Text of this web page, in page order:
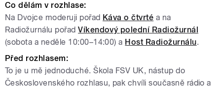
Co dělám v rozhlase:
Na Dvojce moderuji pořad Káva o čtvrté a na
Radiožurnálu pořadVíkendový polední Radiožurnál
(sobota a neděle 10:00–14:00) a Host Radiožurnálu.
Před rozhlasem:
To je u mě jednoduché. Škola FSV UK, nástup do
Československého rozhlasu, pak chvíli současně rádio a